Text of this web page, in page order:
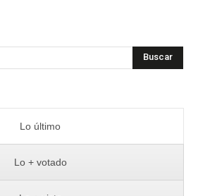
Buscar
Lo último
Lo + votado